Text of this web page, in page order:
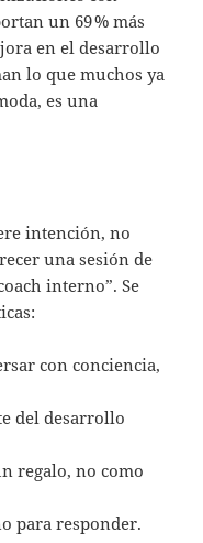
un 69 % más
en el desarrollo
lo que muchos ya
es una
intención, no
una sesión de
interno”. Se
con conciencia,
del desarrollo
regalo, no como
para responder.